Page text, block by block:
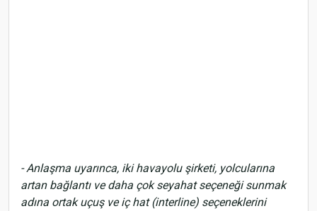
- Anlaşma uyarınca, iki havayolu şirketi, yolcularına
artan bağlantı ve daha çok seyahat seçeneği sunmak
adına ortak uçuş ve iç hat (interline) seçeneklerini